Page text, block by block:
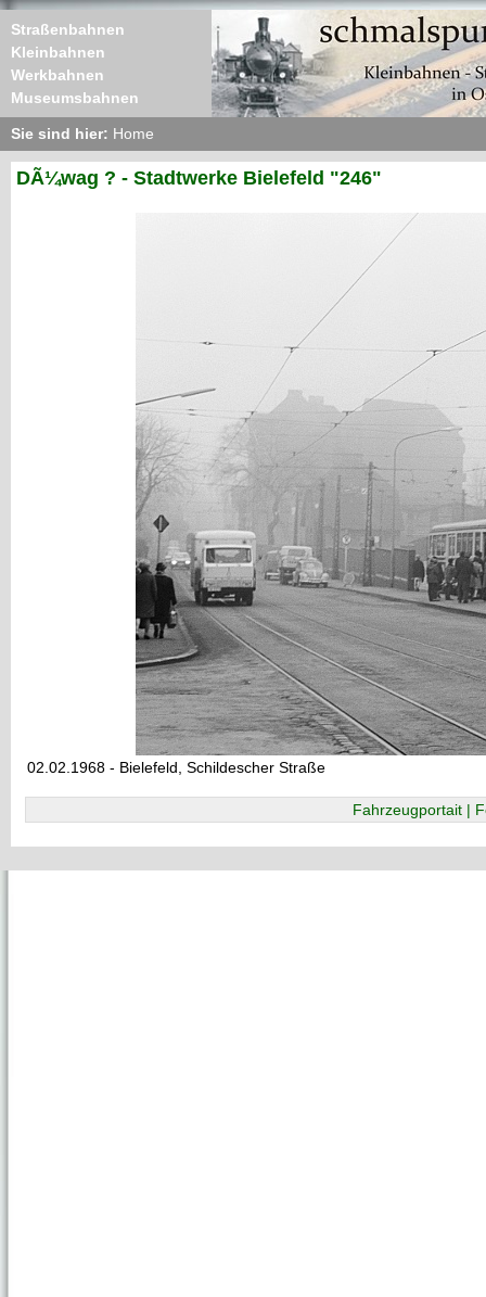
Straßenbahnen
Kleinbahnen
Werkbahnen
Museumsbahnen
Sie sind hier: Home
DÃ¼wag ? - Stadtwerke Bielefeld "246"
02.02.1968 - Bielefeld, Schildescher Straße
Fahrzeugportait |